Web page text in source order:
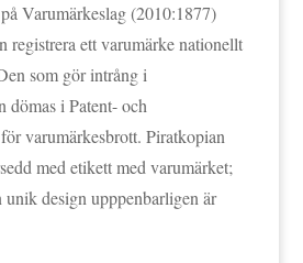
Varumärkeslag (2010:1877)
registrera ett varumärke nationellt
som gör intrång i
dömas i Patent- och
varumärkesbrott. Piratkopian
med etikett med varumärket;
unik design upppenbarligen är